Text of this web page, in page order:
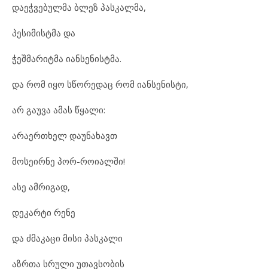
დაეჭვებულმა ბლეზ პასკალმა,
პესიმისტმა და
ჭეშმარიტმა იანსენისტმა.
და რომ იყო სწორედაც რომ იანსენისტი,
არ გაუვა ამას წყალი:
არაერთხელ დაუნახავთ
მოსეირნე პორ-როიალში!
ასე ამრიგად,
დეკარტი რენე
და ძმაკაცი მისი პასკალი
აზრთა სრული უთავსობის